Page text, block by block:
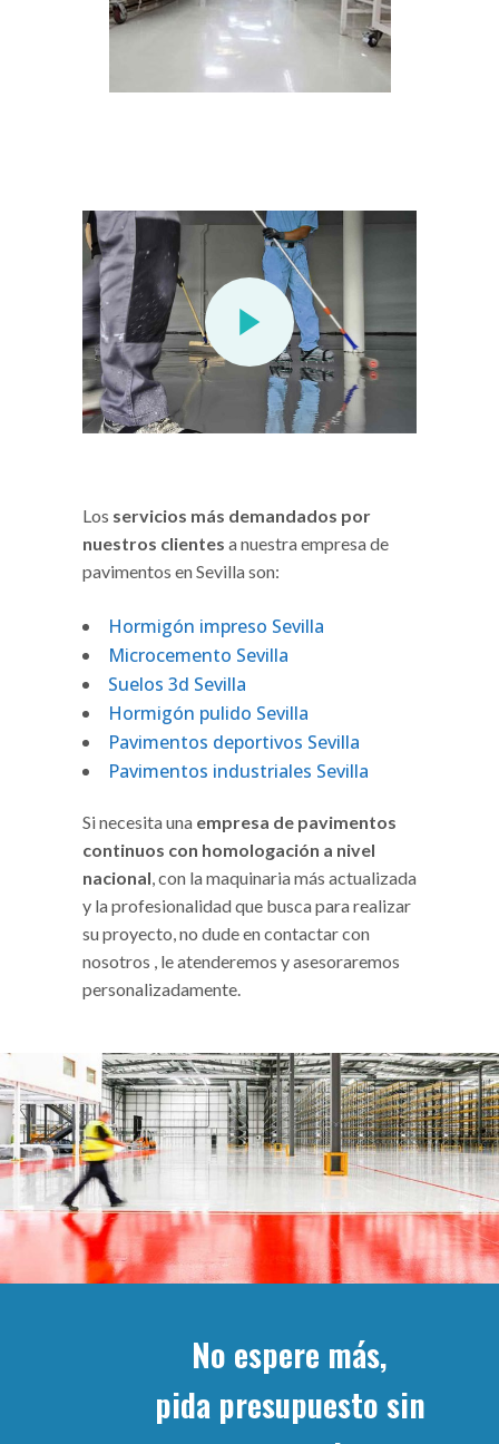
Los servicios más demandados por
nuestros clientes a nuestra empresa de
pavimentos en Sevilla son:
Hormigón impreso Sevilla
Microcemento Sevilla
Suelos 3d Sevilla
Hormigón pulido Sevilla
Pavimentos deportivos Sevilla
Pavimentos industriales Sevilla
Si necesita una empresa de pavimentos
continuos con homologación a nivel
nacional, con la maquinaria más actualizada
y la profesionalidad que busca para realizar
su proyecto, no dude en contactar con
nosotros , le atenderemos y asesoraremos
personalizadamente.
No espere más,
pida presupuesto sin